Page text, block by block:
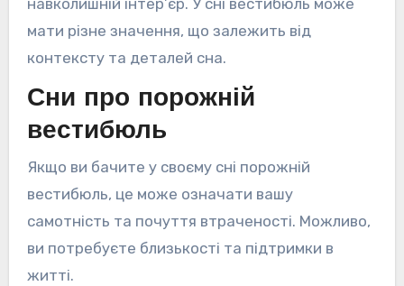
мати різне значення, що залежить від
контексту та деталей сна.
Сни про порожній
вестибюль
Якщо ви бачите у своєму сні порожній
вестибюль, це може означати вашу
самотність та почуття втраченості. Можливо,
ви потребуєте близькості та підтримки в
житті.